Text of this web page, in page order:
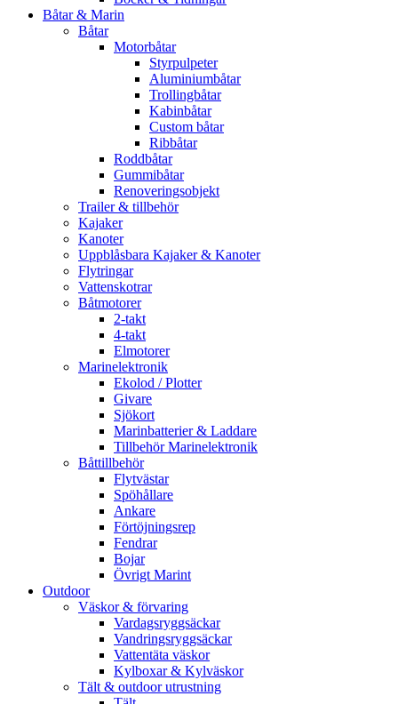
Båtar & Marin
Båtar
Motorbåtar
Styrpulpeter
Aluminiumbåtar
Trollingbåtar
Kabinbåtar
Custom båtar
Ribbåtar
Roddbåtar
Gummibåtar
Renoveringsobjekt
Trailer & tillbehör
Kajaker
Kanoter
Uppblåsbara Kajaker & Kanoter
Flytringar
Vattenskotrar
Båtmotorer
2-takt
4-takt
Elmotorer
Marinelektronik
Ekolod / Plotter
Givare
Sjökort
Marinbatterier & Laddare
Tillbehör Marinelektronik
Båttillbehör
Flytvästar
Spöhållare
Ankare
Förtöjningsrep
Fendrar
Bojar
Övrigt Marint
Outdoor
Väskor & förvaring
Vardagsryggsäckar
Vandringsryggsäckar
Vattentäta väskor
Kylboxar & Kylväskor
Tält & outdoor utrustning